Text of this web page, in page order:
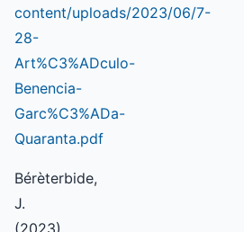
content/uploads/2023/06/7-
28-
Art%C3%ADculo-
Benencia-
Garc%C3%ADa-
Quaranta.pdf
Bérèterbide,
J.